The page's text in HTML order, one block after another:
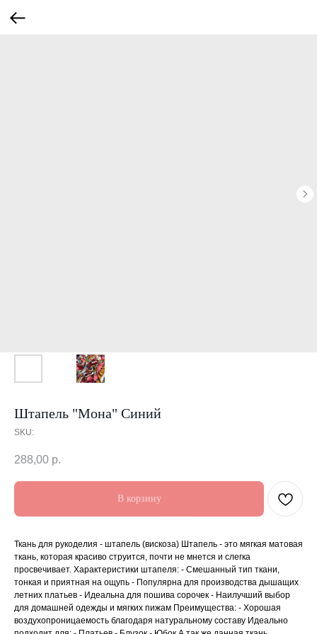
Штапель "Мона" Синий
SKU:
288,00 р.
В корзину
Ткань для рукоделия - штапель (вискоза) Штапель - это мягкая матовая
ткань, которая красиво струится, почти не мнется и слегка
просвечивает. Характеристики штапеля: - Смешанный тип ткани,
тонкая и приятная на ощупь - Популярна для производства дышащих
летних платьев - Идеальна для пошива сорочек - Наилучший выбор
для домашней одежды и мягких пижам Преимущества: - Хорошая
воздухопроницаемость благодаря натуральному составу Идеально